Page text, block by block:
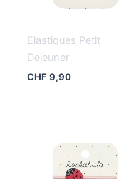
Elastiques Petit
Dejeuner
CHF9,90